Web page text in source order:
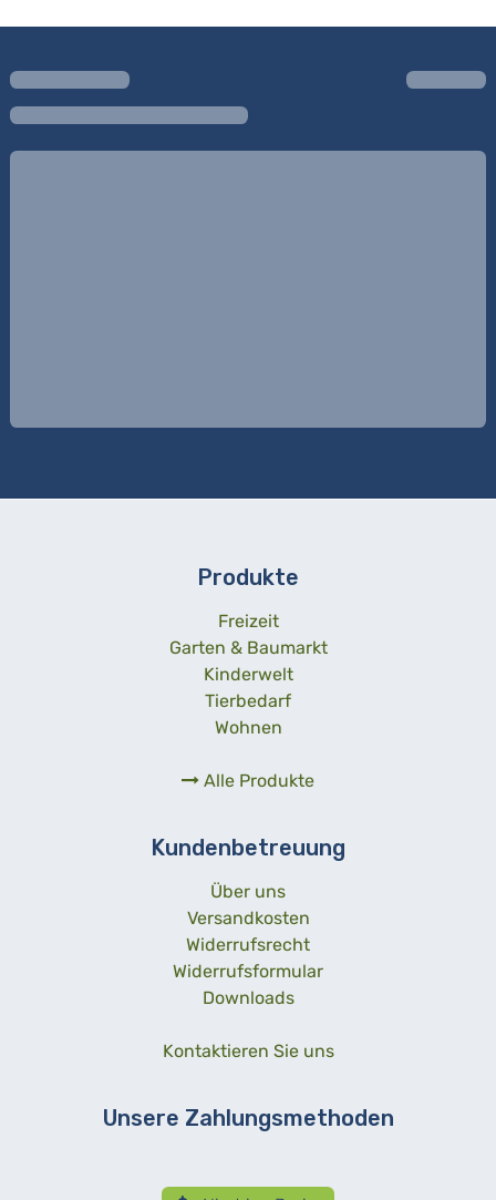
Produkte
Freizeit
Garten & Baumarkt
Kinderwelt
Tierbedarf
Wohnen
Alle Produkte
Kundenbetreuung
Über uns
Versandkosten
Widerrufsrecht
Widerrufsformular
Downloads
Kontaktieren Sie uns
Unsere Zahlungsmethoden